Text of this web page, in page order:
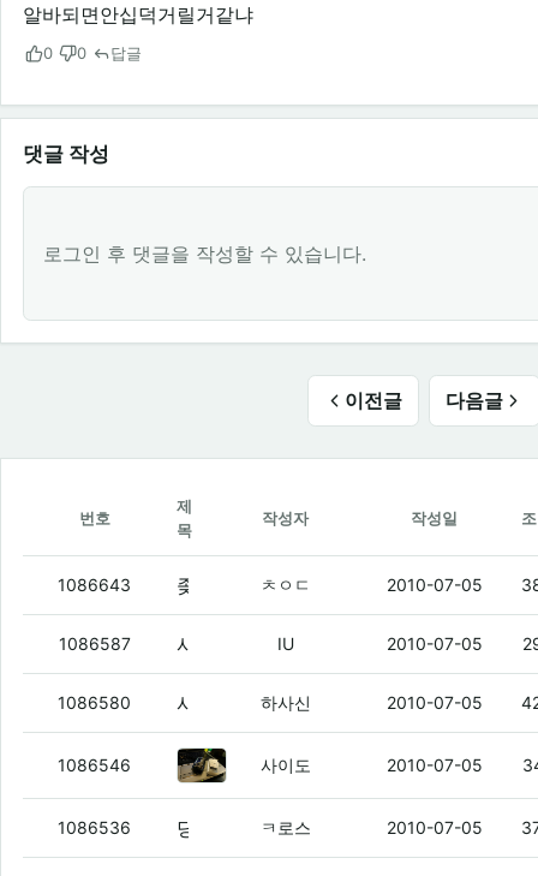
알바되면안십덕거릴거같냐
0 0 답글
댓글 작성
로그인 후 댓글을 작성할 수 있습니다.
이전글 다음글
번호
제
목
작성자 작성일
1086643 (4)
ㅊㅇㄷ 2010-07-05
1086587 IU 2010-07-05
1086580 (13)
하사신 2010-07-05
1086546 b56xx(4)
사이도 2010-07-05
1086536 (2)
ㅋ로스 2010-07-05